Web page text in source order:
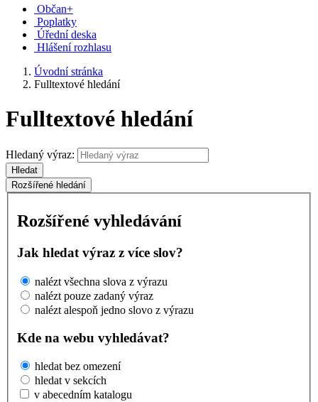
Občan+
Poplatky
Úřední deska
Hlášení rozhlasu
Úvodní stránka
Fulltextové hledání
Fulltextové hledání
Hledaný výraz:
Hledat
Rozšířené hledání
Rozšířené vyhledávání
Jak hledat výraz z více slov?
nalézt všechna slova z výrazu
nalézt pouze zadaný výraz
nalézt alespoň jedno slovo z výrazu
Kde na webu vyhledávat?
hledat bez omezení
hledat v sekcích
v abecedním katalogu